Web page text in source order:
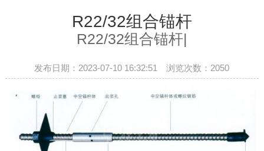
R22/32组合锚杆
R22/32组合锚杆|
发布日期：2023-07-10 16:32:51 浏览次数： 2050